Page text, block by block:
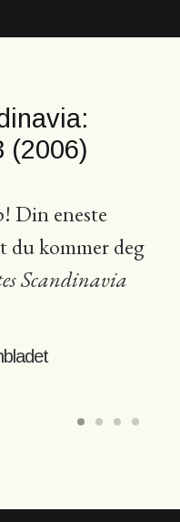
(2006)
Din eneste
du kommer deg
Scandinavia